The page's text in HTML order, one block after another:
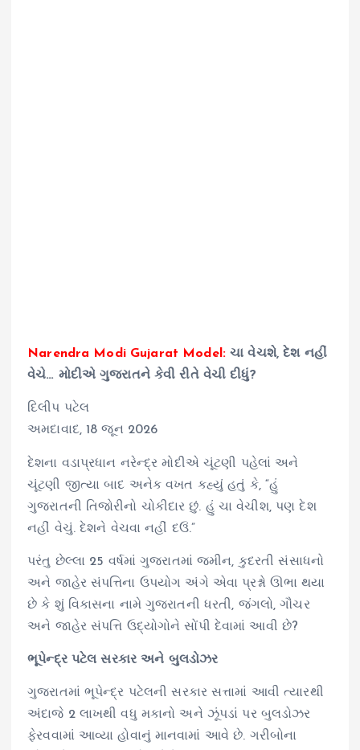
Narendra Modi Gujarat Model:ચા વેચશે, દેશ નહીં
વેચે… મોદીએ ગુજરાતને કેવી રીતે વેચી દીધું?
દિલીપ પટેલ
અમદાવાદ, 18 જૂન 2026
દેશના વડાપ્રધાન નરેન્દ્ર મોદીએ ચૂંટણી પહેલાં અને
ચૂંટણી જીત્યા બાદ અનેક વખત કહ્યું હતું કે, “હું
ગુજરાતની તિજોરીનો ચોકીદાર છું. હું ચા વેચીશ, પણ દેશ
નહીં વેચું. દેશને વેચવા નહીં દઉં.”
પરંતુ છેલ્લા 25 વર્ષમાં ગુજરાતમાં જમીન, કુદરતી સંસાધનો
અને જાહેર સંપત્તિના ઉપયોગ અંગે એવા પ્રશ્નો ઊભા થયા
છે કે શું વિકાસના નામે ગુજરાતની ધરતી, જંગલો, ગૌચર
અને જાહેર સંપત્તિ ઉદ્યોગોને સોંપી દેવામાં આવી છે?
ભૂપેન્દ્ર પટેલ સરકાર અને બુલડોઝર
ગુજરાતમાં ભૂપેન્દ્ર પટેલની સરકાર સત્તામાં આવી ત્યારથી
અંદાજે 2 લાખથી વધુ મકાનો અને ઝૂંપડાં પર બુલડોઝર
ફેરવવામાં આવ્યા હોવાનું માનવામાં આવે છે. ગરીબોના